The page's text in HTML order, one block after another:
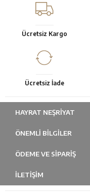
Ücretsiz Kargo
Ücretsiz İade
HAYRAT NEŞRIYAT
ÖNEMLI BILGILER
ÖDEME VE SİPARİŞ
İLETİŞİM